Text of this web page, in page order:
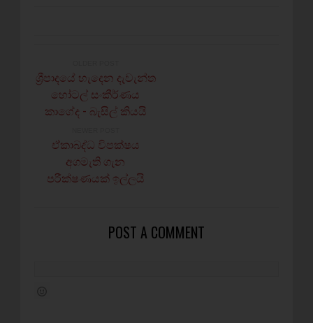
ශ්‍රීපාදයේ හැදෙන දැවැන්ත
හෝටල් සංකීර්ණය
කාගේද - බැසිල් කියයි
ඒකාබද්ධ විපක්ෂය
අගමැති ගැන
පරීක්ෂණයක් ඉල්ලයි
POST A COMMENT